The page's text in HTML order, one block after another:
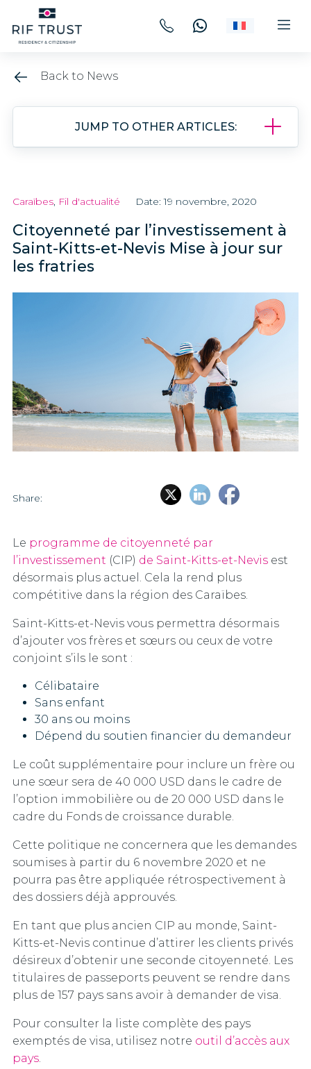
Back to News
JUMP TO OTHER ARTICLES:
Caraïbes, Fil d'actualité Date: 19 novembre, 2020
Citoyenneté par l’investissement à
Saint-Kitts-et-Nevis Mise à jour sur
les fratries
Share:
Le programme de citoyenneté par
l’investissement (CIP) de Saint-Kitts-et-Nevis est
désormais plus actuel. Cela la rend plus
compétitive dans la région des Caraïbes.
Saint-Kitts-et-Nevis vous permettra désormais
d’ajouter vos frères et sœurs ou ceux de votre
conjoint s’ils le sont :
Célibataire
Sans enfant
30 ans ou moins
Dépend du soutien financier du demandeur
Le coût supplémentaire pour inclure un frère ou
une sœur sera de 40 000 USD dans le cadre de
l’option immobilière ou de 20 000 USD dans le
cadre du Fonds de croissance durable.
Cette politique ne concernera que les demandes
soumises à partir du 6 novembre 2020 et ne
pourra pas être appliquée rétrospectivement à
des dossiers déjà approuvés.
En tant que plus ancien CIP au monde, Saint-
Kitts-et-Nevis continue d’attirer les clients privés
désireux d’obtenir une seconde citoyenneté. Les
titulaires de passeports peuvent se rendre dans
plus de 157 pays sans avoir à demander de visa.
Pour consulter la liste complète des pays
exemptés de visa, utilisez notre outil d’accès aux
pays.